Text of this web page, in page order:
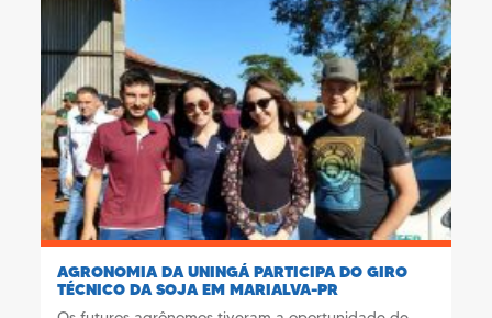
AGRONOMIA DA UNINGÁ PARTICIPA DO GIRO
TÉCNICO DA SOJA EM MARIALVA-PR